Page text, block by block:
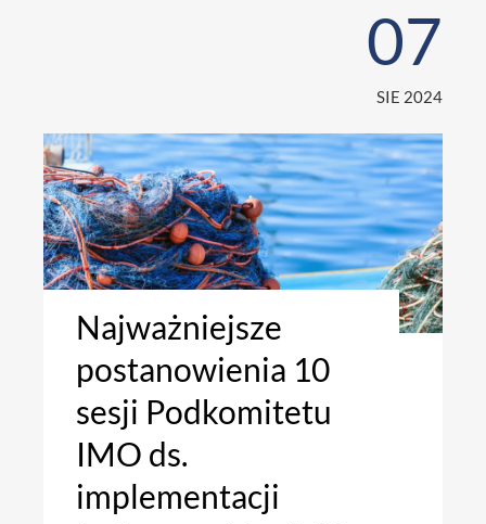
07
SIE 2024
Najważniejsze
postanowienia 10
sesji Podkomitetu
IMO ds.
implementacji